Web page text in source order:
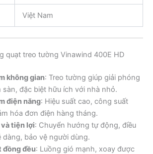
Việt Nam
quạt treo tường Vinawind 400E HD
không gian: Treo tường giúp giải phóng
sàn, đặc biệt hữu ích với nhà nhỏ.
điện năng: Hiệu suất cao, công suất
hóa đơn điện hàng tháng.
tiện lợi: Chuyển hướng tự động, điều
dàng, bảo vệ người dùng.
đồng đều: Luồng gió mạnh, xoay được